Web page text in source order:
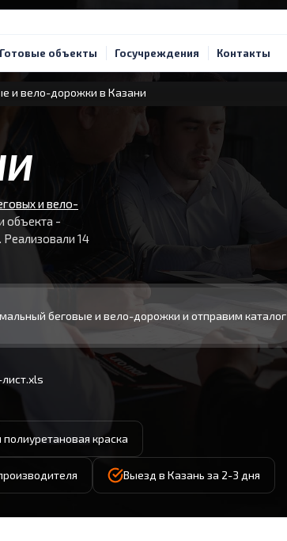
Готовые объекты Госучреждения Контакты
и вело-дорожки в Казани
и вело-
объекта -
14
беговые и вело-дорожки и отправим каталог
краска
Выезд в Казань за 2-3 дня